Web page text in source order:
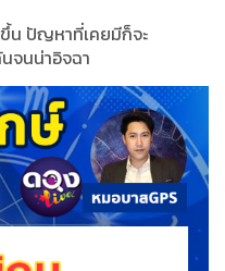
ขึ้น ปัญหาที่เคยมีก็จะ
จนน่าอิจฉา